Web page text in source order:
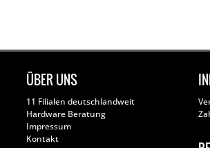
ÜBER UNS
11 Filialen deutschlandweit
Hardware Beratung
Impressum
Kontakt